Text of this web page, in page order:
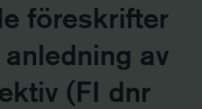
föreskrifter
av
(FI dnr